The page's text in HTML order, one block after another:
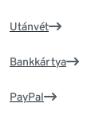
Utánvét
Bankkártya
PayPal